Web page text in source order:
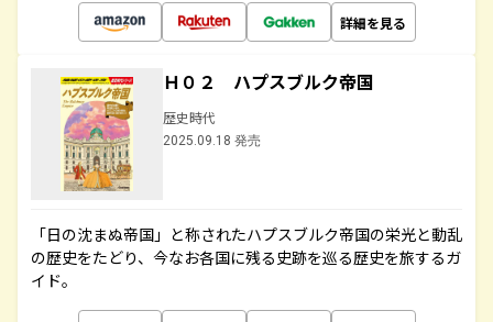
詳細を見る
Ｈ０２ ハプスブルク帝国
歴史時代
2025.09.18 発売
「日の沈まぬ帝国」と称されたハプスブルク帝国の栄光と動乱
の歴史をたどり、今なお各国に残る史跡を巡る歴史を旅するガ
イド。